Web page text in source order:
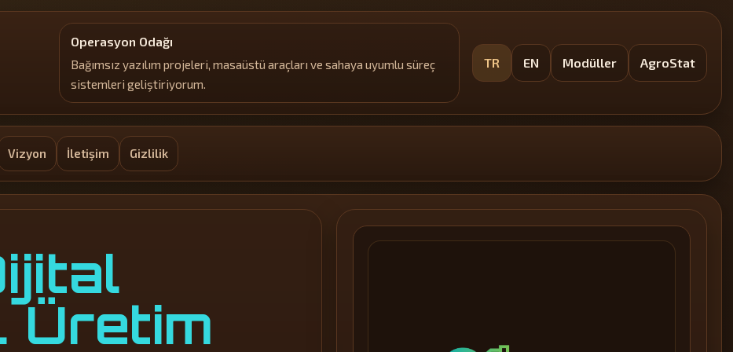
Operasyon Odağı
Bağımsız yazılım projeleri, masaüstü araçları ve sahaya uyumlu süreç
sistemleri geliştiriyorum.
TR EN Modüller AgroStat
Vizyon İletişim Gizlilik
Üretim